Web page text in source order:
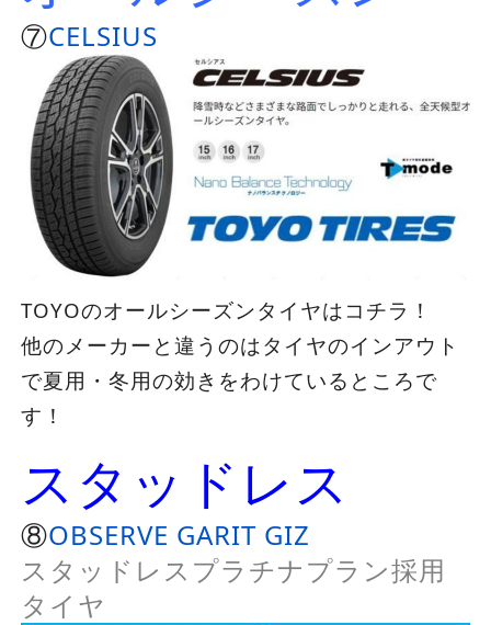
⑦CELSIUS
TOYOのオールシーズンタイヤはコチラ！
他のメーカーと違うのはタイヤのインアウト
で夏用・冬用の効きをわけているところで
す！
スタッドレス
⑧OBSERVE GARIT GIZ
スタッドレスプラチナプラン採用
タイヤ